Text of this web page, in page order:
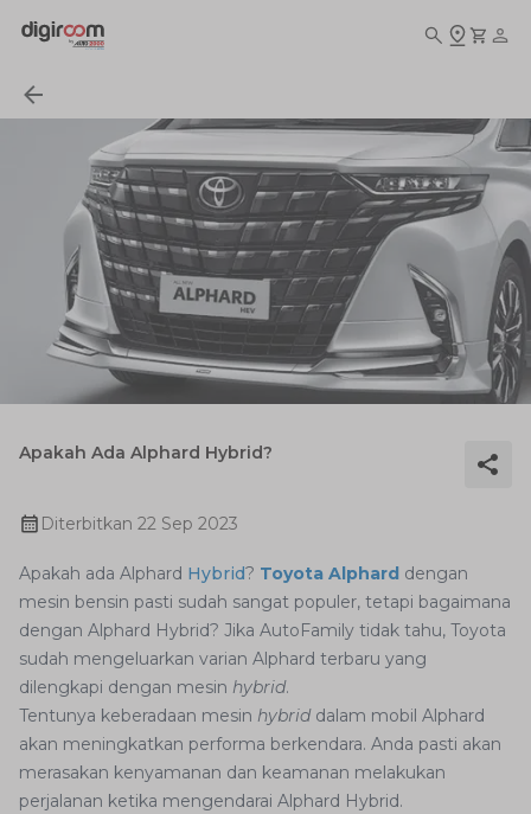
Apakah Ada Alphard Hybrid?
Diterbitkan 22 Sep 2023
Apakah ada Alphard Hybrid? Toyota Alphard dengan
mesin bensin pasti sudah sangat populer, tetapi bagaimana
dengan Alphard Hybrid? Jika AutoFamily tidak tahu, Toyota
sudah mengeluarkan varian Alphard terbaru yang
dilengkapi dengan mesin hybrid.
Tentunya keberadaan mesin hybrid dalam mobil Alphard
akan meningkatkan performa berkendara. Anda pasti akan
merasakan kenyamanan dan keamanan melakukan
perjalanan ketika mengendarai Alphard Hybrid.